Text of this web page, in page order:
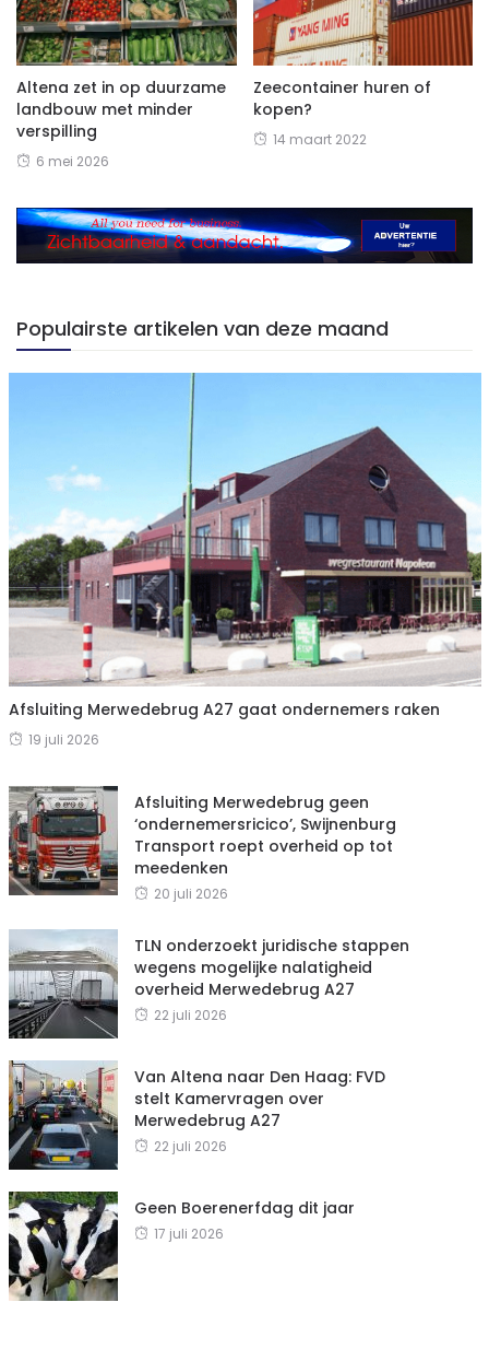
Altena zet in op duurzame
landbouw met minder
verspilling
6 mei 2026
Zeecontainer huren of
kopen?
14 maart 2022
Populairste artikelen van deze maand
Afsluiting Merwedebrug A27 gaat ondernemers raken
19 juli 2026
Afsluiting Merwedebrug geen
‘ondernemersricico’, Swijnenburg
Transport roept overheid op tot
meedenken
20 juli 2026
TLN onderzoekt juridische stappen
wegens mogelijke nalatigheid
overheid Merwedebrug A27
22 juli 2026
Van Altena naar Den Haag: FVD
stelt Kamervragen over
Merwedebrug A27
22 juli 2026
Geen Boerenerfdag dit jaar
17 juli 2026